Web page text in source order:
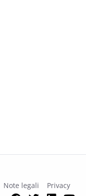
Note legali Privacy